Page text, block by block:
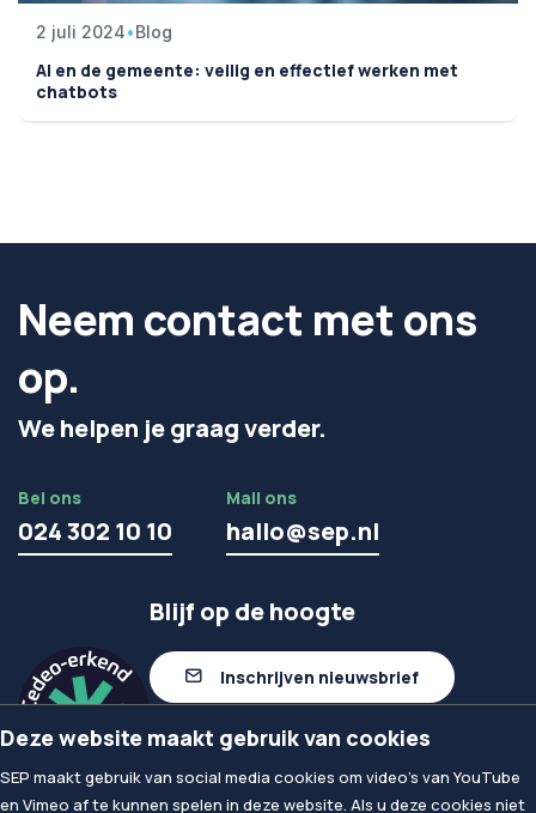
2 juli 2024•Blog
AI en de gemeente: veilig en effectief werken met
chatbots
Neem contact met ons
op.
We helpen je graag verder.
Bel ons
024 302 10 10
Mail ons
hallo@sep.nl
Blijf op de hoogte
Inschrijven nieuwsbrief
Volg ons op linkedIn
Deze website maakt gebruik van cookies
SEP maakt gebruik van social media cookies om video's van YouTube
en Vimeo af te kunnen spelen in deze website. Als u deze cookies niet